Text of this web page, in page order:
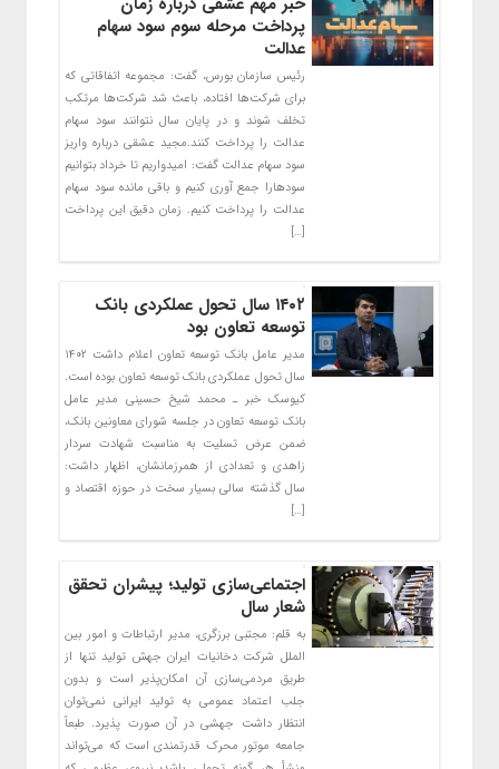
پرداخت مرحله سوم سود سهام
عدالت
رئیس سازمان بورس، گفت: مجموعه اتفاقاتی که
برای شرکت‌ها افتاده، باعث شد شرکت‌ها مرتکب
تخلف شوند و در پایان سال نتوانند سود سهام
عدالت را پرداخت کنند.مجید عشقی درباره واریز
سود سهام عدالت گفت: امیدواریم تا خرداد بتوانیم
سودهارا جمع آوری کنیم و باقی مانده سود سهام
عدالت را پرداخت کنیم. زمان دقیق این پرداخت
[…]
۱۴۰۲ سال تحول عملکردی بانک
توسعه تعاون بود
مدیر عامل بانک توسعه تعاون اعلام داشت ۱۴۰۲
سال تحول عملکردی بانک توسعه تعاون بوده است.
کیوسک خبر ـ محمد شیخ حسینی مدیر عامل
بانک توسعه تعاون در جلسه شورای معاونین بانک،
ضمن عرض تسلیت به مناسبت شهادت سردار
زاهدی و تعدادی از همرزمانشان، اظهار داشت:
سال گذشته سالی بسیار سخت در حوزه اقتصاد و
[…]
اجتماعی‌سازی تولید؛ پیشران تحقق
شعار سال
به قلم: مجتبی برزگری، مدیر ارتباطات و امور بین
الملل شرکت دخانیات ایران جهش تولید تنها از
طریق مردمی‌سازی آن امکان‌پذیر است و بدون
جلب اعتماد عمومی به تولید ایرانی نمی‌توان
انتظار داشت جهشی در آن صورت پذیرد. طبعاً
جامعه موتور محرک قدرتمندی است که می‌تواند